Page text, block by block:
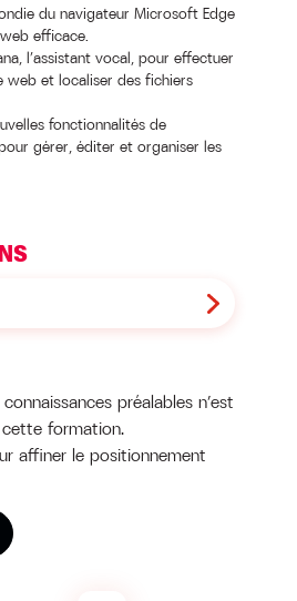
du navigateur Microsoft Edge
efficace.
l’assistant vocal, pour effectuer
web et localiser des fichiers
fonctionnalités de
gérer, éditer et organiser les
préalables n’est
formation.
affiner le positionnement